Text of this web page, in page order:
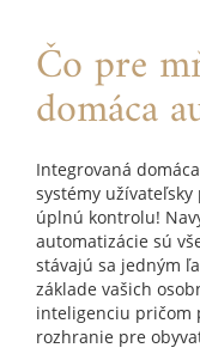
Čo pre
domáca
Integrovaná
systémy
úplnú kontrolu!
automatizácie sú
stávajú sa jedným
základe vašich
inteligenciu pričom
rozhranie pre